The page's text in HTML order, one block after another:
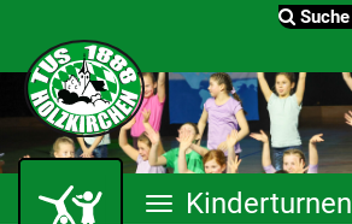
Suche
MenüKinderturnen